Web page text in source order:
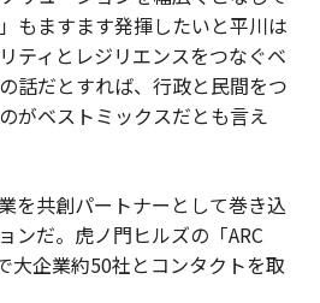
もますます発揮したいと平川は
ティとレジリエンスをつなぐベ
話だとすれば、行政と民間をつ
がベストミックスだとも言え
を共創パートナーとして巻き込
ンだ。虎ノ門ヒルズの「ARC
大企業約50社とコンタクトを取